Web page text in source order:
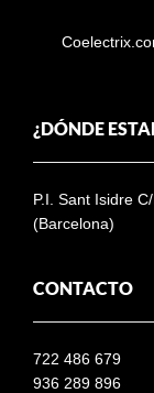
¿DÓNDE
P.I. Sant Isidre
(Barcelona)
CONTACTO
722 486 679
936 289 896